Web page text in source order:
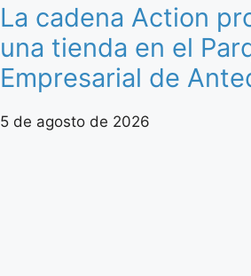
La cadena Action
una tienda en el
Empresarial de
5 de agosto de 2026